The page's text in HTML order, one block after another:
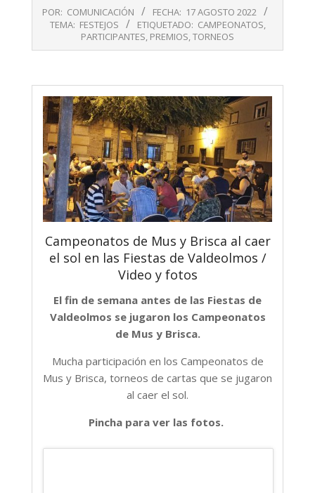
08-
POR: COMUNICACIÓN FECHA: 17 AGOSTO 2022
TEMA: FESTEJOS ETIQUETADO: CAMPEONATOS,
PARTICIPANTES, PREMIOS,TORNEOS
Campeonatos de Mus y Brisca al caer
el sol en las Fiestas de Valdeolmos /
Video y fotos
El fin de semana antes de las Fiestas de
Valdeolmos se jugaron los Campeonatos
de Mus y Brisca.
Mucha participación en los Campeonatos de
Mus y Brisca, torneos de cartas que se jugaron
al caer el sol.
Pincha para ver las fotos.